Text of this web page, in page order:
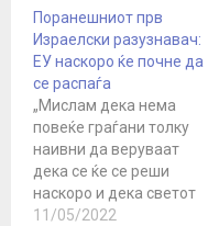
Поранешниот прв
Израелски разузнавач:
ЕУ наскоро ќе почне да
се распаѓа
„Мислам дека нема
повеќе граѓани толку
наивни да веруваат
дека се ќе се реши
наскоро и дека светот
ќе биде ист како порано.
11/05/2022